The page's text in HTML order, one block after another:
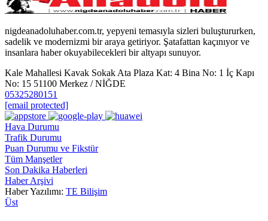
nigdeanadoluhaber.com.tr, yepyeni temasıyla sizleri buluştururken,
sadelik ve modernizmi bir araya getiriyor. Şatafattan kaçınıyor ve
insanlara haber okuyabilecekleri bir altyapı sunuyor.
Kale Mahallesi Kavak Sokak Ata Plaza Kat: 4 Bina No: 1 İç Kapı
No: 15 51100 Merkez / NİĞDE
05325280151
[email protected]
Hava Durumu
Trafik Durumu
Puan Durumu ve Fikstür
Tüm Manşetler
Son Dakika Haberleri
Haber Arşivi
Haber Yazılımı: TE Bilişim
Üst